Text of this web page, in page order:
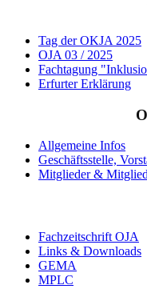
Tag der OKJA 2025
OJA 03 / 2025
Fachtagung
Erfurter Erklärung
Allgemeine Infos
Geschäftsstelle,
Mitglieder &
Fachzeitschrift OJA
Links & Downloads
GEMA
MPLC